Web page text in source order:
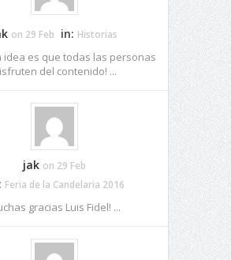
on 29 Feb in: Historias
idea es que todas las personas
del contenido! ...
jak on 29 Feb
Feria de la Candelaria 2016
gracias Luis Fidel! ...